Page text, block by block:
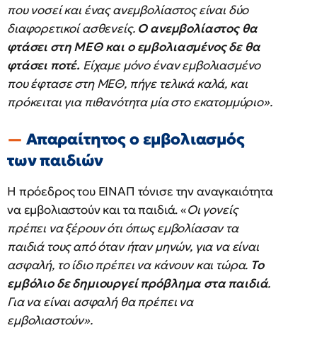
που νοσεί και ένας ανεμβολίαστος είναι δύο
διαφορετικοί ασθενείς. Ο ανεμβολίαστος θα
φτάσει στη ΜΕΘ και ο εμβολιασμένος δε θα
φτάσει ποτέ. Είχαμε μόνο έναν εμβολιασμένο
που έφτασε στη ΜΕΘ, πήγε τελικά καλά, και
πρόκειται για πιθανότητα μία στο εκατομμύριο».
Απαραίτητος ο εμβολιασμός
των παιδιών
Η πρόεδρος του ΕΙΝΑΠ τόνισε την αναγκαιότητα
να εμβολιαστούν και τα παιδιά. «Οι γονείς
πρέπει να ξέρουν ότι όπως εμβολίασαν τα
παιδιά τους από όταν ήταν μηνών, για να είναι
ασφαλή, το ίδιο πρέπει να κάνουν και τώρα. Το
εμβόλιο δε δημιουργεί πρόβλημα στα παιδιά.
Για να είναι ασφαλή θα πρέπει να
εμβολιαστούν».